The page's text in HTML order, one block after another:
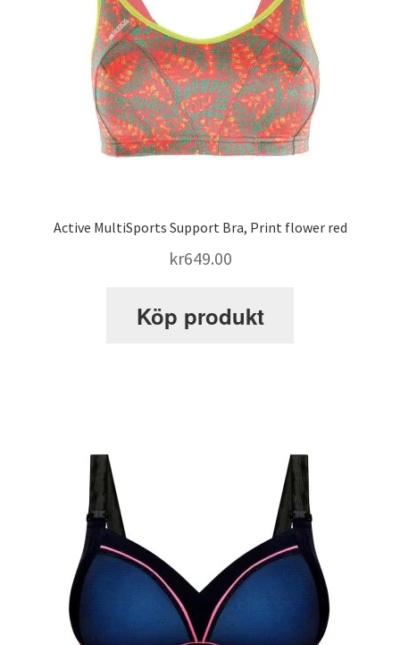
Active MultiSports Support Bra, Print flower red
kr649.00
Köp produkt